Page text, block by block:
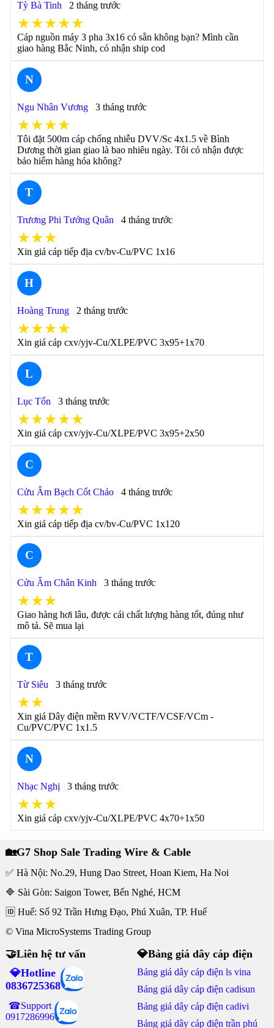
Tỳ Bà Tinh 2 tháng trước
★★★★★
Cáp nguồn máy 3 pha 3x16 có sẵn không bạn? Mình cần
giao hàng Bắc Ninh, có nhận ship cod
N
Ngu Nhân Vương 3 tháng trước
★★★★
Tôi đặt 500m cáp chống nhiễu DVV/Sc 4x1.5 về Bình
Dương thời gian giao là bao nhiêu ngày. Tôi có nhận được
bảo hiểm hàng hóa không?
T
Trương Phi Tướng Quân 4 tháng trước
★★★
Xin giá cáp tiếp địa cv/bv-Cu/PVC 1x16
H
Hoàng Trung 2 tháng trước
★★★★
Xin giá cáp cxv/yjv-Cu/XLPE/PVC 3x95+1x70
L
Lục Tốn 3 tháng trước
★★★★★
Xin giá cáp cxv/yjv-Cu/XLPE/PVC 3x95+2x50
C
Cửu Âm Bạch Cốt Chảo 4 tháng trước
★★★★★
Xin giá cáp tiếp địa cv/bv-Cu/PVC 1x120
C
Cửu Âm Chân Kinh 3 tháng trước
★★★
Giao hàng hơi lâu, được cái chất lượng hàng tốt, đúng như
mô tả. Sẽ mua lại
T
Từ Siêu 3 tháng trước
★★
Xin giá Dây điện mềm RVV/VCTF/VCSF/VCm -
Cu/PVC/PVC 1x1.5
N
Nhạc Nghị 3 tháng trước
★★★
Xin giá cáp cxv/yjv-Cu/XLPE/PVC 4x70+1x50
🏡G7 Shop Sale Trading Wire & Cable
✅ Hà Nội: No.29, Hung Dao Street, Hoan Kiem, Ha Noi
🔷 Sài Gòn: Saigon Tower, Bến Nghé, HCM
🆔 Huế: Số 92 Trần Hưng Đạo, Phú Xuân, TP. Huế
© Vina MicroSystems Trading Group
🤝Liên hệ tư vấn
💎Hotline
0836725368
☎Support
0917286996
💎Bảng giá dây cáp điện
Bảng giá dây cáp điện ls vina
Bảng giá dây cáp điện cadisun
Bảng giá dây cáp điện cadivi
Bảng giá dây cáp điện trần phú